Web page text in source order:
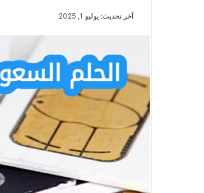
آخر تحديث: يوليو 1, 2025